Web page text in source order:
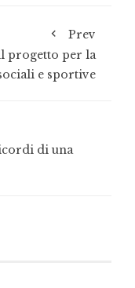
Prev
progetto per la
e sportive
di una